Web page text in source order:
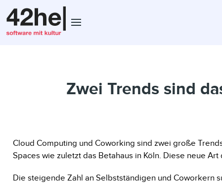
Zwei Trends sind
Cloud Computing und Coworking sind zwei große
Spaces wie zuletzt das Betahaus in Köln. Diese neue
Die steigende Zahl an Selbstständigen und Coworkern